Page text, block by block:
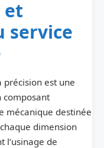
et
service
précision est une
composant
mécanique destinée
dimension
l’usinage de